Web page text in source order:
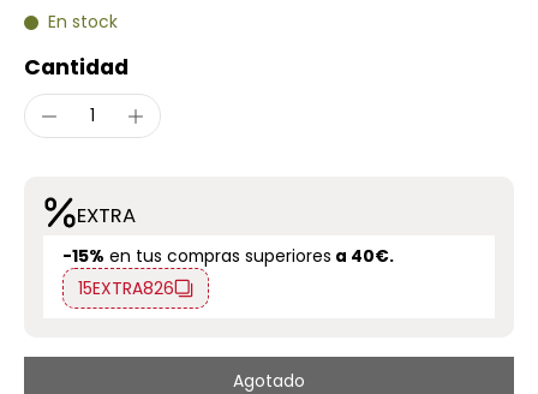
En stock
Cantidad
EXTRA
-15% en tus compras superiores a 40€.
15EXTRA826
Agotado